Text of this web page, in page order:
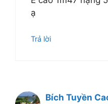
ạ
Trả lời
Bích Tuyền